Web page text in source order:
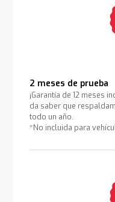
2 meses de prueba
¡Garantía de 12 meses
da saber que
todo un año.
*No incluida para